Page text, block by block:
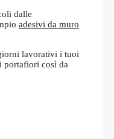
dalle
adesivi da muro
lavorativi i tuoi
portafiori così da